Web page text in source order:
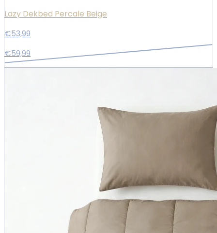
Lazy Dekbed Percale Beige
€53,99
€59,99